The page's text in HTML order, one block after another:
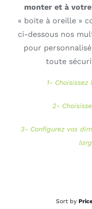
NOS RÉALISATIONS
CONTACT
monter et à
« boite à oreille »
ci-dessous nos
pour
toute
1-
2-
3- Configurez vos
Sort by